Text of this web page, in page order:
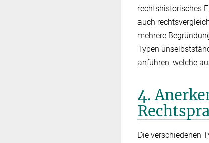
rechtshistorisches
auch
mehrere
Typen
anführen, welche
4.
Die verschiedenen